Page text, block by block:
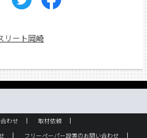
リート岡崎
わせ
取材依頼
フリーペーパー設置のお問い合わせ